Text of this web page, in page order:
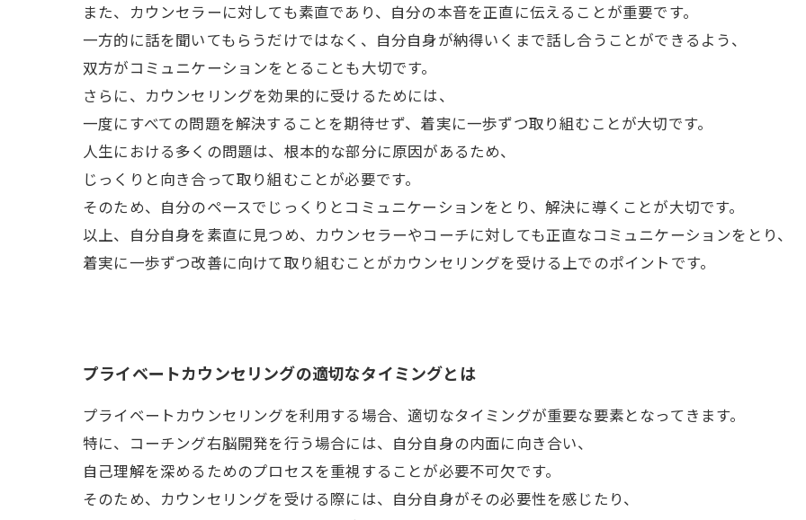
また、カウンセラーに対しても素直であり、自分の本音を正直に伝えることが重要です。
一方的に話を聞いてもらうだけではなく、自分自身が納得いくまで話し合うことができるよう、
双方がコミュニケーションをとることも大切です。
さらに、カウンセリングを効果的に受けるためには、
一度にすべての問題を解決することを期待せず、着実に一歩ずつ取り組むことが大切です。
人生における多くの問題は、根本的な部分に原因があるため、
じっくりと向き合って取り組むことが必要です。
そのため、自分のペースでじっくりとコミュニケーションをとり、解決に導くことが大切です。
以上、自分自身を素直に見つめ、カウンセラーやコーチに対しても正直なコミュニケーションをとり、
着実に一歩ずつ改善に向けて取り組むことがカウンセリングを受ける上でのポイントです。
プライベートカウンセリングの適切なタイミングとは
プライベートカウンセリングを利用する場合、適切なタイミングが重要な要素となってきます。
特に、コーチング右脳開発を行う場合には、自分自身の内面に向き合い、
自己理解を深めるためのプロセスを重視することが必要不可欠です。
そのため、カウンセリングを受ける際には、自分自身がその必要性を感じたり、